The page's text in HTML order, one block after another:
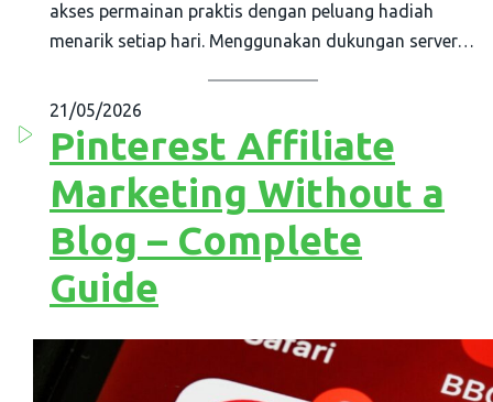
akses permainan praktis dengan peluang hadiah
menarik setiap hari. Menggunakan dukungan server…
21/05/2026
Pinterest Affiliate
Marketing Without a
Blog – Complete
Guide